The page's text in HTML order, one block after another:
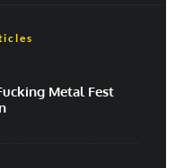
Metal Fest